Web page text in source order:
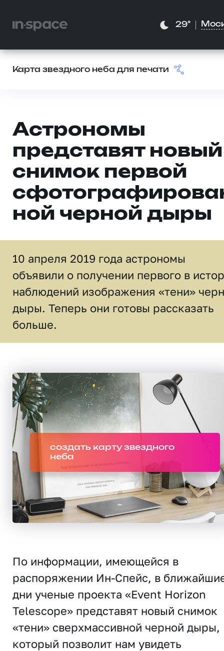
29°
Карта звездного неба для печати
Астрономы
представят новый
снимок первой
ной черной дыры
10 апреля 2019 года астрономы
объявили о получении первого в
наблюдений изображения «тени»
дыры. Теперь они готовы рассказать
больше.
создать карту звездного
неба
По информации, имеющейся в
распоряжении Ин-Спейс, в
дни ученые проекта «Event Horizon
Telescope» представят новый снимок
«тени» сверхмассивной черной дыры,
который позволит нам увидеть